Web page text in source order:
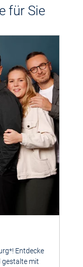
für Sie
Entdecke
gestalte mit